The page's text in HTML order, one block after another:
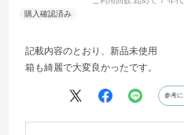
記載内容のとおり、新品未使用
箱も綺麗で大変良かったです。
参考に